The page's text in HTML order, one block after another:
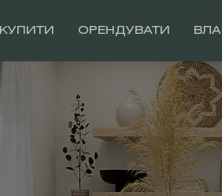
КУПИТИ ОРЕНДУВАТИ